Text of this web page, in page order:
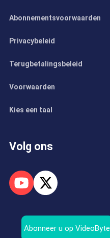
Abonnementsvoorwaarden
Privacybeleid
Terugbetalingsbeleid
Voorwaarden
Kies een taal
Volg ons
Abonneer u op VideoByte